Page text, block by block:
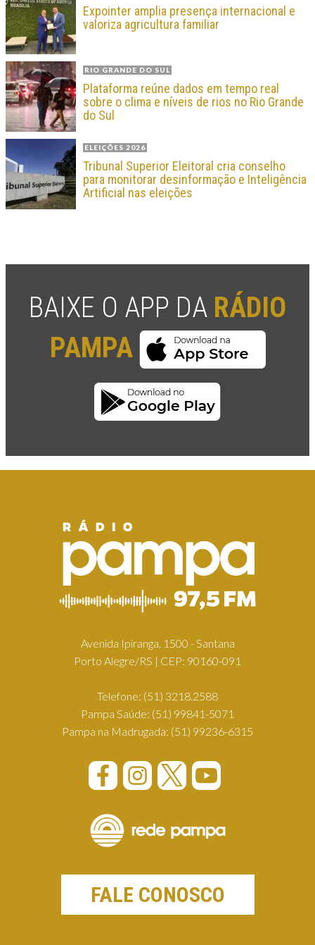
Expointer amplia presença internacional e
valoriza agricultura familiar
RIO GRANDE DO SUL
Plataforma reúne dados em tempo real
sobre o clima e níveis de rios no Rio Grande
do Sul
ELEIÇÕES 2026
Tribunal Superior Eleitoral cria conselho
para monitorar desinformação e Inteligência
Artificial nas eleições
BAIXE O APP DA RÁDIO
PAMPA
Avenida Ipiranga, 1500 - Santana
Porto Alegre/RS | CEP: 90160-091
Telefone: (51) 3218.2588
Pampa Saúde: (51) 99841-5071
Pampa na Madrugada: (51) 99236-6315
FALE CONOSCO